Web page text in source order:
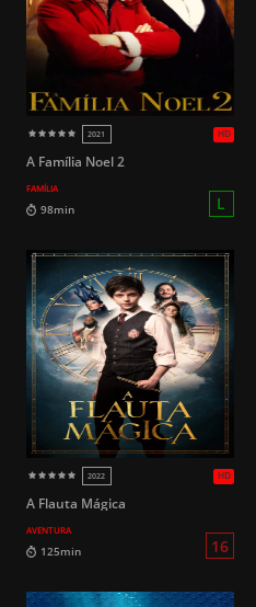
A Família Noel 2
FAMÍLIA
A Flauta Mágica
AVENTURA